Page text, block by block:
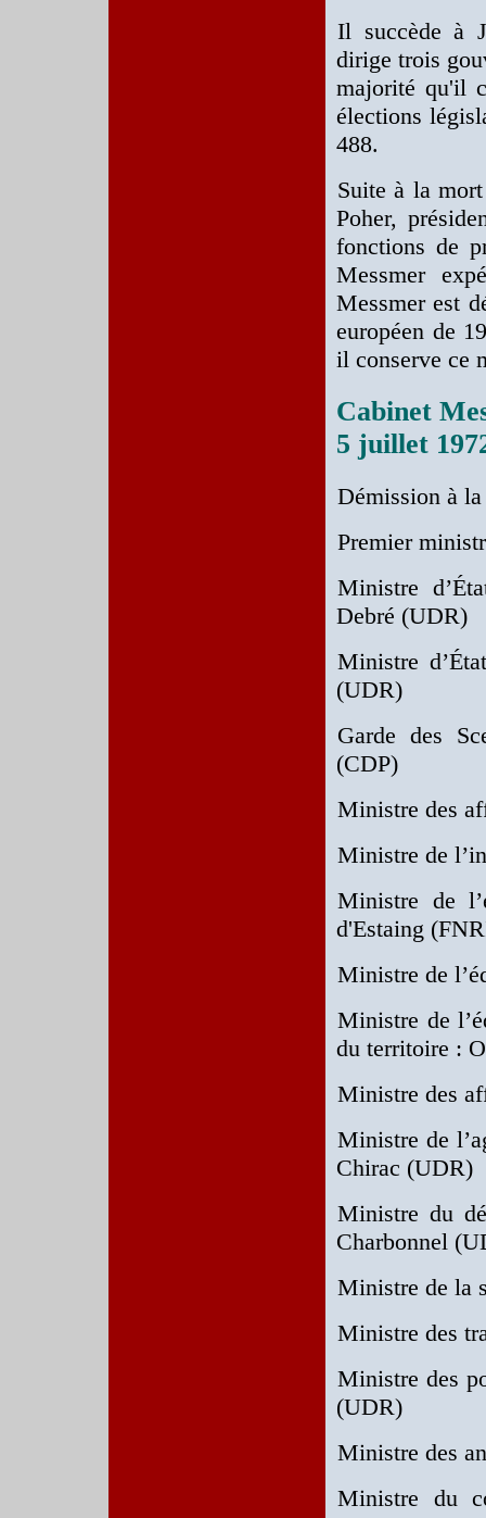
Il succède à
dirige trois
majorité qu'il
élections
488.
Suite à la
Poher,
fonctions de
Messmer
Messmer est
européen de
il conserve ce
Cabinet
5 juillet
Démission à
Premier
Ministre
Debré (UDR)
Ministre
(UDR)
Garde des
(CDP)
Ministre des
Ministre de
Ministre de
d'Estaing
Ministre de
Ministre de
du territoire :
Ministre des
Ministre de
Chirac (UDR)
Ministre du
Charbonnel
Ministre de la
Ministre des
Ministre des
(UDR)
Ministre des
Ministre du